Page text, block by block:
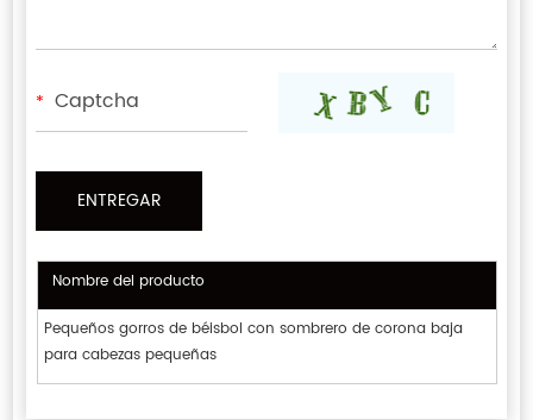
*
Nombre del producto
Pequeños gorros de béisbol con sombrero de corona baja
para cabezas pequeñas